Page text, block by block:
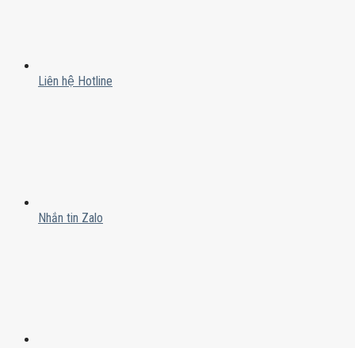
Liên hệ Hotline
Nhắn tin Zalo